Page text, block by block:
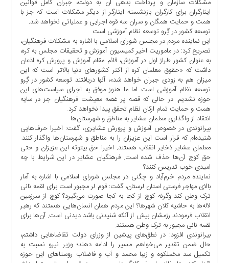
چند
رسانه
ارتباط
برگه
نمونه
تعرفه
درباره
مشکلات سازمان و پرداخت بدهی آن به دولت، جبران کامل قوانین
ایثارگران برای کارگران بازنشسته ایثارگر از دیگر مشکلات است که جز با
همت و حمایت همگان و سران سه قوه اجرایی و عملیاتی نخواهد شد.
توسعه کشور در گِرو توسعه نظام آموزشی است
این نماینده مردم در مجلس شورای اسلامی با اشاره به مشکلات فرهنگیان،
تصریح کرد: در ماموریت اخیر کمیسیون آموزش و تحقیقات مجلس به کره،
به عنوان کشور طراز اول در آموزش، قائم مقام آموزش و پرورش کره اذعان
داشت که «حقوق معلمان کره از اکثر کشورهای دنیا بالاتر است که این
میزان هم به زودی جبران خواهد شد»، آنها دریافتند توسعه کشور در گِرو
توسعه نظام آموزشی است اما ما هنوز موفق به اجرای سیاست‌های این
حوزه نشدیم. در حالی که قصه پر غصه معیشت فرهنگیان جز در سایه
همت و حمایت تمام ارکان نظام تحقق پیدا نخواهد کرد.
انتقاد از واگذاری معلمان عشایر به مناطق و شهرستان‌ها
بیرانوندی در خصوص آموزش و پرورش عشایری، گفت: اخیرا حرف‌هایی
شنیده‌ام که قرار است این عزیزان را به مناطق و شهرستان‌ها واگذار کنند.
معلمان عشایر ذخایر انقلاب هستند. اخیرا حق بیتوته این عزیزان و حتی
حق کوچ آن‌ها حذف شده است. فرهنگیان عشایر در این شرایط با چه
امیدی خوب تدریس کنند؟
نماینده مردم خرم‌آباد و چگنی در مجلس شورای اسلامی با اشاره به آمار
بالای مهاجر فرستی استان لرستان، گفت: قوم لر مجبور است برای لقمه نانی
ترک وطن کند وگرنه کوچ از کجا به کجا صورت می‌گیرد؟ کوچ از سرزمین
لاله‌ها به حاشیه کلان‌ شهرها؟ این مردم همان انسان‌هایی هستند که رهبر
انقلاب فرمودند رزمشان بیش از آنکه شنیدنی باشد دیدنی است. آن‌ها برای
لقمه نانی مجبور به ترک وطن هستند.
بیرانوندی افزود: در نطق‌های پیشین از وزرای دولت تقاضاهایی داشتم،
حال ضمن تقدیر می‌خواهم مسیر را ادامه دهند؛ وزیر نیرو نسبت به
تکمیل سد مخملکوه و زیبا محمد و آب و فاضلاب روستاهای این حوزه